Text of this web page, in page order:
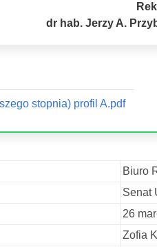
dr hab. Jerzy A.
stopnia) profil A.pdf
Biuro
Senat
26
Zofia